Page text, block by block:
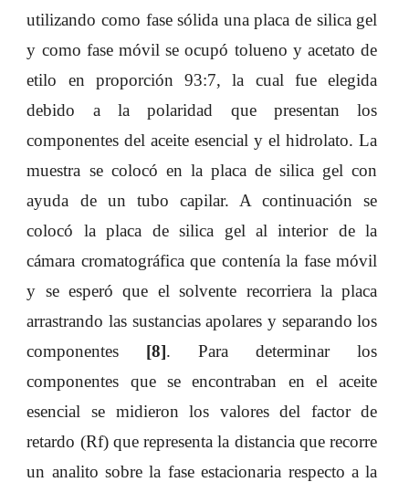
utilizando como fase sólida una placa de silica gel
y como fase móvil se ocupó tolueno y acetato de
etilo en proporción 93:7, la cual fue elegida
debido a la polaridad que presentan los
componentes del aceite esencial y el hidrolato. La
muestra se colocó en la placa de silica gel con
ayuda de un tubo capilar. A continuación se
colocó la placa de silica gel al interior de la
cámara cromatográfica que contenía la fase móvil
y se esperó que el solvente recorriera la placa
arrastrando las sustancias apolares y separando los
componentes
[8]. Para determinar los
componentes que se encontraban en el aceite
esencial se midieron los valores del factor de
retardo (Rf) que representa la distancia que recorre
un analito sobre la fase estacionaria respecto a la